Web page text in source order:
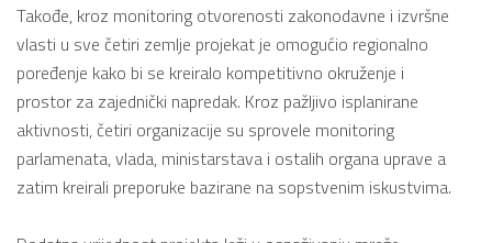
Takođe, kroz monitoring otvorenosti zakonodavne i izvršne
vlasti u sve četiri zemlje projekat je omogućio regionalno
poređenje kako bi se kreiralo kompetitivno okruženje i
prostor za zajednički napredak. Kroz pažljivo isplanirane
aktivnosti, četiri organizacije su sprovele monitoring
parlamenata, vlada, ministarstava i ostalih organa uprave a
zatim kreirali preporuke bazirane na sopstvenim iskustvima.